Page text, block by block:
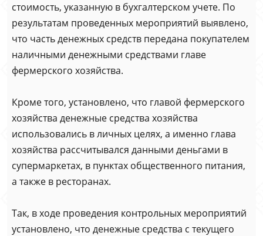
стоимость, указанную в бухгалтерском учете. По
результатам проведенных мероприятий выявлено,
что часть денежных средств передана покупателем
наличными денежными средствами главе
фермерского хозяйства.
Кроме того, установлено, что главой фермерского
хозяйства денежные средства хозяйства
использовались в личных целях, а именно глава
хозяйства рассчитывался данными деньгами в
супермаркетах, в пунктах общественного питания,
а также в ресторанах.
Так, в ходе проведения контрольных мероприятий
установлено, что денежные средства с текущего